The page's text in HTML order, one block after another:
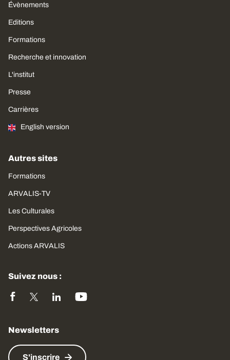
Évènements
Editions
Formations
Recherche et innovation
L'institut
Presse
Carrières
English version
Autres sites
Formations
ARVALIS-TV
Les Culturales
Perspectives Agricoles
Actions ARVALIS
Suivez nous :
Newsletters
S'inscrire